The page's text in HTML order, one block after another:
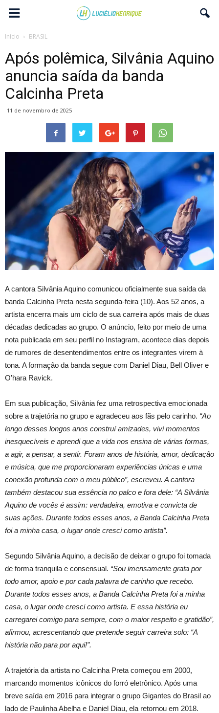
Início BRASIL
Após polêmica, Silvânia Aquino
anuncia saída da banda
Calcinha Preta
11 de novembro de 2025
A cantora Silvânia Aquino comunicou oficialmente sua saída da
banda Calcinha Preta nesta segunda-feira (10). Aos 52 anos, a
artista encerra mais um ciclo de sua carreira após mais de duas
décadas dedicadas ao grupo. O anúncio, feito por meio de uma
nota publicada em seu perfil no Instagram, acontece dias depois
de rumores de desentendimentos entre os integrantes virem à
tona. A formação da banda segue com Daniel Diau, Bell Oliver e
O’hara Ravick.
Em sua publicação, Silvânia fez uma retrospectiva emocionada
sobre a trajetória no grupo e agradeceu aos fãs pelo carinho. “Ao
longo desses longos anos construí amizades, vivi momentos
inesquecíveis e aprendi que a vida nos ensina de várias formas,
a agir, a pensar, a sentir. Foram anos de história, amor, dedicação
e música, que me proporcionaram experiências únicas e uma
conexão profunda com o meu público”, escreveu. A cantora
também destacou sua essência no palco e fora dele: “A Silvânia
Aquino de vocês é assim: verdadeira, emotiva e convicta de
suas ações. Durante todos esses anos, a Banda Calcinha Preta
foi a minha casa, o lugar onde cresci como artista”.
Segundo Silvânia Aquino, a decisão de deixar o grupo foi tomada
de forma tranquila e consensual. “Sou imensamente grata por
todo amor, apoio e por cada palavra de carinho que recebo.
Durante todos esses anos, a Banda Calcinha Preta foi a minha
casa, o lugar onde cresci como artista. E essa história eu
carregarei comigo para sempre, com o maior respeito e gratidão”,
afirmou, acrescentando que pretende seguir carreira solo: “A
história não para por aqui!”.
A trajetória da artista no Calcinha Preta começou em 2000,
marcando momentos icônicos do forró eletrônico. Após uma
breve saída em 2016 para integrar o grupo Gigantes do Brasil ao
lado de Paulinha Abelha e Daniel Diau, ela retornou em 2018.